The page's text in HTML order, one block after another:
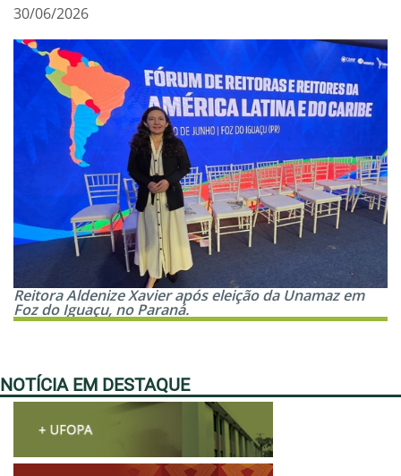
30/06/2026
Reitora Aldenize Xavier após eleição da Unamaz em
Foz do Iguaçu, no Paraná.
NOTÍCIA EM DESTAQUE